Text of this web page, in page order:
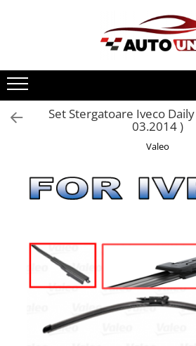
Set Stergatoare Iveco
03.2014 )
Valeo